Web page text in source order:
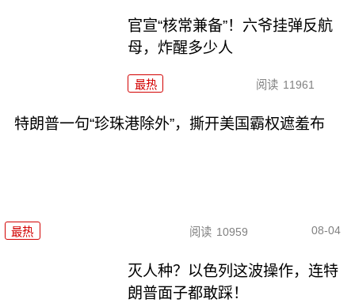
官宣“核常兼备”！六爷挂弹反航
母，炸醒多少人
最热 阅读 11961
特朗普一句“珍珠港除外”，撕开美国霸权遮羞布
最热 阅读 10959 08-04
灭人种？以色列这波操作，连特
朗普面子都敢踩！